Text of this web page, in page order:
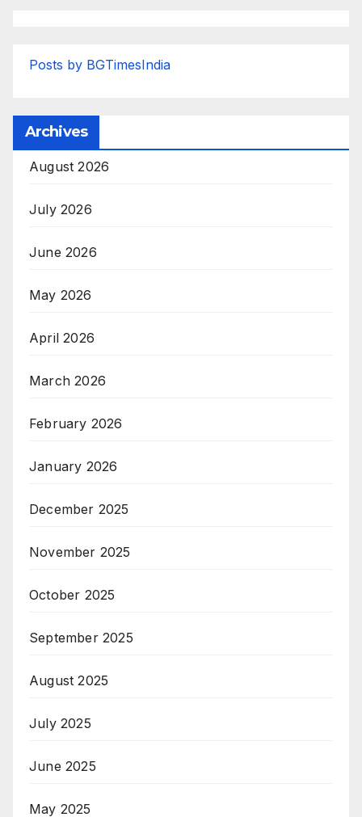
Posts by BGTimesIndia
Archives
August 2026
July 2026
June 2026
May 2026
April 2026
March 2026
February 2026
January 2026
December 2025
November 2025
October 2025
September 2025
August 2025
July 2025
June 2025
May 2025